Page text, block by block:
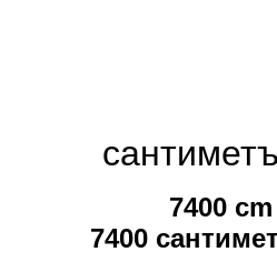
7400
7400